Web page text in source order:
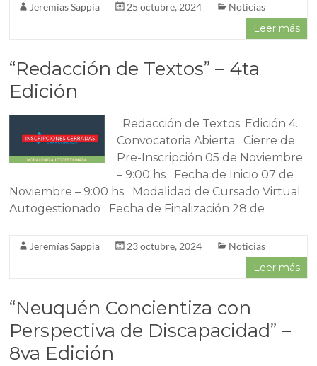
Jeremías Sappia 25 octubre, 2024 Noticias
Leer más
“Redacción de Textos” – 4ta
Edición
Redacción de Textos. Edición 4.
Convocatoria Abierta Cierre de
Pre-Inscripción 05 de Noviembre
– 9:00 hs Fecha de Inicio 07 de
Noviembre – 9:00 hs Modalidad de Cursado Virtual
Autogestionado Fecha de Finalización 28 de
Jeremías Sappia 23 octubre, 2024 Noticias
Leer más
“Neuquén Concientiza con
Perspectiva de Discapacidad” –
8va Edición